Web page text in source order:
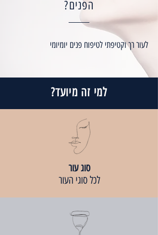
הפנים?
לעור רך וקטיפתי לטיפוח פנים יומיומי
למי זה מיועד?
סוג עור
לכל סוגי העור